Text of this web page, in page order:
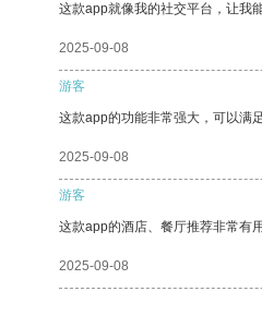
这款app就像我的社交平台，让我
2025-09-08
游客
这款app的功能非常强大，可以满
2025-09-08
游客
这款app的酒店、餐厅推荐非常有
2025-09-08